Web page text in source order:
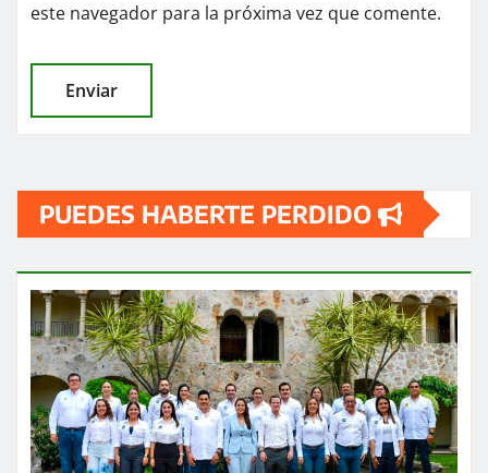
este navegador para la próxima vez que comente.
PUEDES HABERTE PERDIDO